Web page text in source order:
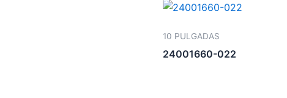
10 PULGADAS
24001660-022